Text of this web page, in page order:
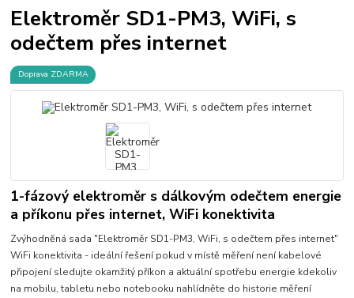
Elektroměr SD1-PM3, WiFi, s
odečtem přes internet
Doprava ZDARMA
1-fázový elektroměr s dálkovým odečtem energie
a příkonu přes internet, WiFi konektivita
Zvýhodněná sada "Elektroměr SD1-PM3, WiFi, s odečtem přes internet"
WiFi konektivita - ideální řešení pokud v místě měření není kabelové
připojení sledujte okamžitý příkon a aktuální spotřebu energie kdekoliv
na mobilu, tabletu nebo notebooku nahlídněte do historie měření